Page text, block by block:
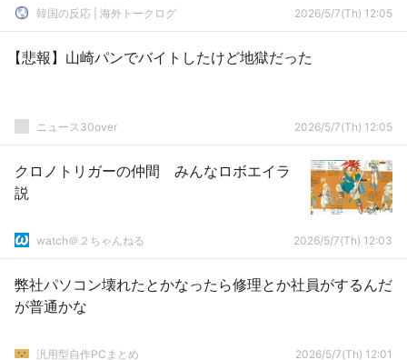
韓国の反応 | 海外トークログ 2026/5/7(Th) 12:05
【悲報】山崎パンでバイトしたけど地獄だった
ニュース30over 2026/5/7(Th) 12:05
クロノトリガーの仲間 みんなロボエイラ
説
watch＠２ちゃんねる 2026/5/7(Th) 12:03
弊社パソコン壊れたとかなったら修理とか社員がするんだ
が普通かな
汎用型自作PCまとめ 2026/5/7(Th) 12:01